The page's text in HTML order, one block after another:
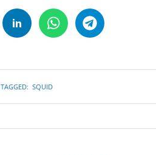
TAGGED: SQUID